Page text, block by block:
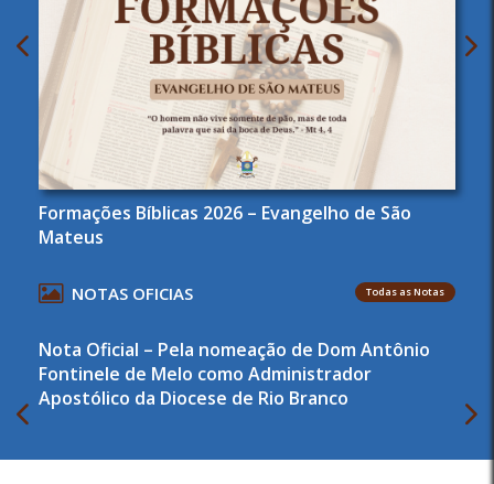
Formações Bíblicas 2026 – Evangelho de São
Mateus
NOTAS OFICIAS Todas as Notas
Nota Oficial – Pela nomeação de Dom Antônio
Fontinele de Melo como Administrador
Apostólico da Diocese de Rio Branco